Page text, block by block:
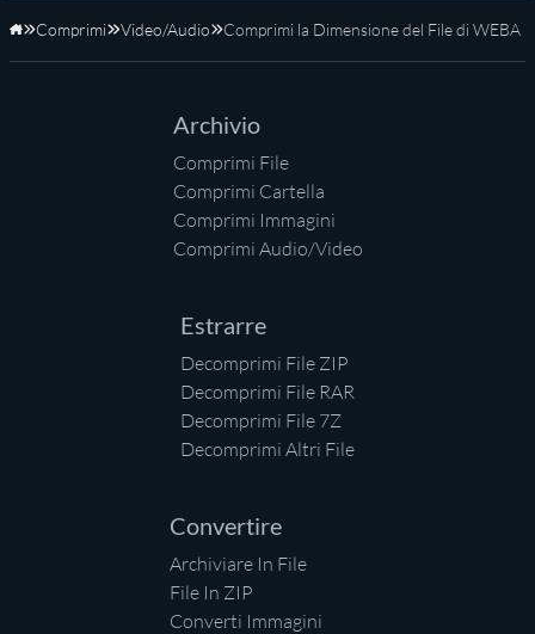
Home
Comprimi Video/Audio Comprimi la Dimensione del File di WEBA
Archivio
Comprimi File
Comprimi Cartella
Comprimi Immagini
Comprimi Audio/Video
Estrarre
Decomprimi File ZIP
Decomprimi File RAR
Decomprimi File 7Z
Decomprimi Altri File
Convertire
Archiviare In File
File In ZIP
Converti Immagini